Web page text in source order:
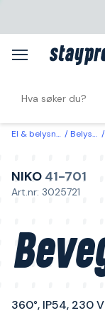
El & belysning Belysning
NIKO 41-701
Art.nr: 3025721
360°, IP54, 230 V